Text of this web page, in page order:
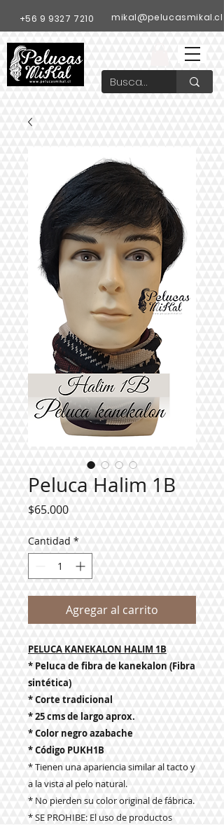
+56 9 9327 7210 mikal@pelucasmikal.cl
Peluca Halim 1B
$65.000Precio
Cantidad *
Agregar al carrito
PELUCA KANEKALON HALIM 1B
* Peluca de fibra de kanekalon (Fibra
sintética)
* Corte tradicional
* 25 cms de largo aprox.
* Color negro azabache
* Código PUKH1B
* Tienen una apariencia similar al tacto y
a la vista al pelo natural.
* No pierden su color original de fábrica.
* SE PROHIBE: El uso de productos